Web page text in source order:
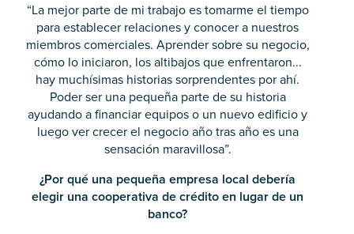
“La mejor parte de mi trabajo es tomarme el tiempo
para establecer relaciones y conocer a nuestros
miembros comerciales. Aprender sobre su negocio,
cómo lo iniciaron, los altibajos que enfrentaron...
hay muchísimas historias sorprendentes por ahí.
Poder ser una pequeña parte de su historia
ayudando a financiar equipos o un nuevo edificio y
luego ver crecer el negocio año tras año es una
sensación maravillosa”.
¿Por qué una pequeña empresa local debería
elegir una cooperativa de crédito en lugar de un
banco?